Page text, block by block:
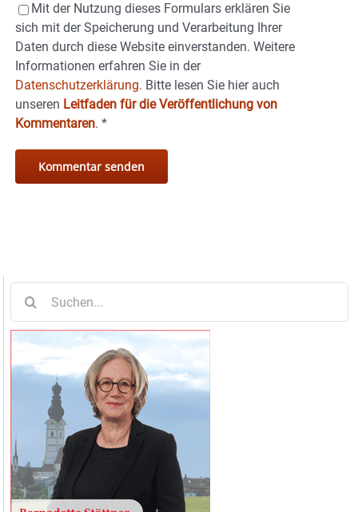
Mit der Nutzung dieses Formulars erklären Sie
sich mit der Speicherung und Verarbeitung Ihrer
Daten durch diese Website einverstanden. Weitere
Informationen erfahren Sie in der
Datenschutzerklärung. Bitte lesen Sie hier auch
unseren Leitfaden für die Veröffentlichung von
Kommentaren. *
nach: